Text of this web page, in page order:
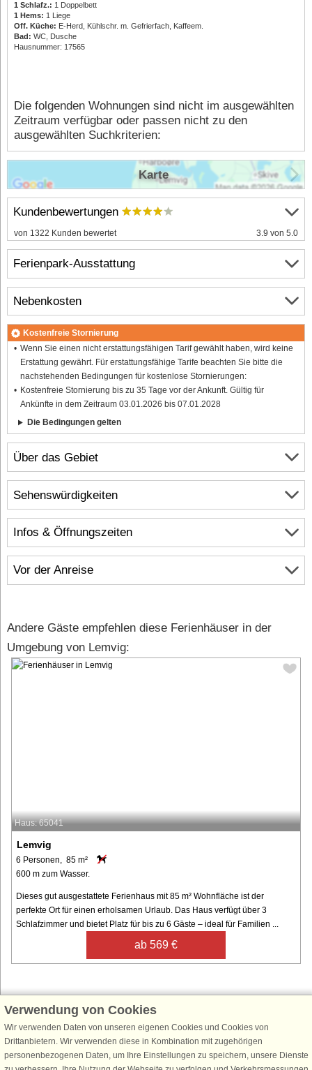
1 Schlafz.: 1 Doppelbett
1 Hems: 1 Liege
Off. Küche: E-Herd, Kühlschr. m. Gefrierfach, Kaffeem.
Bad: WC, Dusche
Hausnummer: 17565
Die folgenden Wohnungen sind nicht im ausgewählten
Zeitraum verfügbar oder passen nicht zu den
ausgewählten Suchkriterien:
Über das Gebiet
Infos & Öffnungszeiten
Vor der Anreise
Kundenbewertungen
von 1322 Kunden bewertet 3.9 von 5.0
Ferienpark-Ausstattung
Nebenkosten
Kostenfreie Stornierung
Wenn Sie einen nicht erstattungsfähigen Tarif gewählt haben, wird keine
Erstattung gewährt. Für erstattungsfähige Tarife beachten Sie bitte die
nachstehenden Bedingungen für kostenlose Stornierungen:
Kostenfreie Stornierung bis zu 35 Tage vor der Ankunft. Gültig für
Ankünfte in dem Zeitraum 03.01.2026 bis 07.01.2028
Die Bedingungen gelten
Karte
Sehenswürdigkeiten
Andere Gäste empfehlen diese Ferienhäuser in der
Umgebung von Lemvig:
Haus: 65041
Lemvig
6 Personen, 85 m²
600 m zum Wasser.
Dieses gut ausgestattete Ferienhaus mit 85 m² Wohnfläche ist der
perfekte Ort für einen erholsamen Urlaub. Das Haus verfügt über 3
Schlafzimmer und bietet Platz für bis zu 6 Gäste – ideal für Familien ...
ab 569 €
Schließen Sie sich 100.000 Ferienhaus-Fans an
Erhalten Sie einenWillkommensgutschein von 25 € für Ihren nächsten
Ferienhausurlaub - melden Sie sich einfach für den DanCenter Newsletter
an. Verpassen Sie nie wieder exklusive Angebote, Gewinnspiele und
Verwendung von Cookies
Wir verwenden Daten von unseren eigenen Cookies und Cookies von
Drittanbietern. Wir verwenden diese in Kombination mit zugehörigen
personenbezogenen Daten, um Ihre Einstellungen zu speichern, unsere Dienste